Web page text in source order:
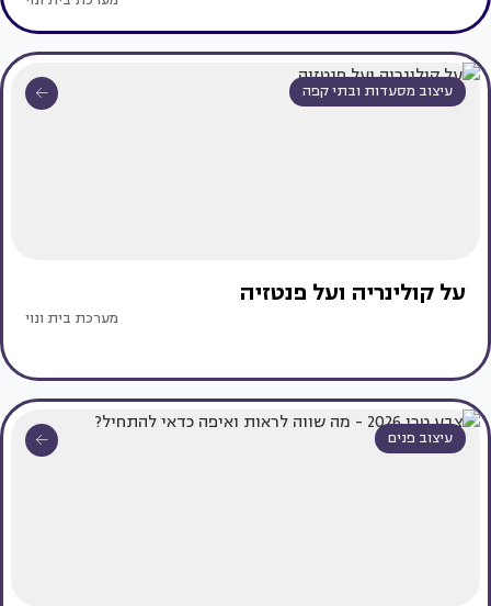
עיצוב מסעדות ובתי קפה
על קולינריה ועל פנטזיה
מערכת בית ונוי
עיצוב פנים